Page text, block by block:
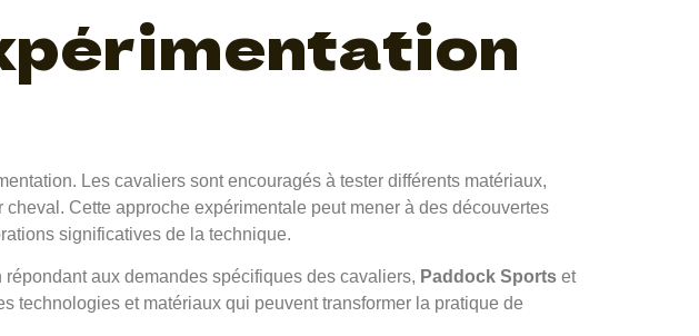
Les cavaliers sont encouragés à tester différents matériaux,
Cette approche expérimentale peut mener à des découvertes
significatives de la technique.
aux demandes spécifiques des cavaliers, Paddock Sports et
technologies et matériaux qui peuvent transformer la pratique de